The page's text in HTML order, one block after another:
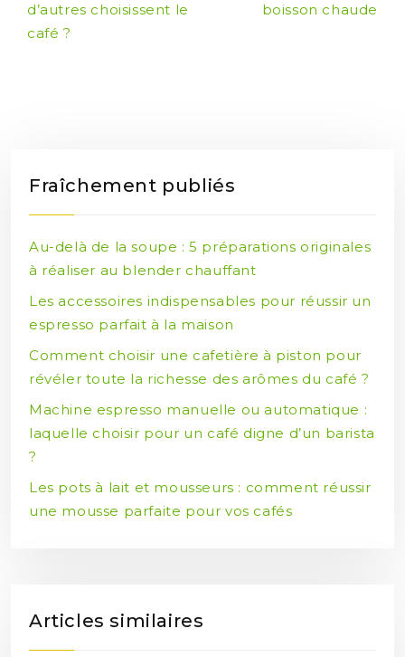
d’autres choisissent le
café ?
boisson chaude
Fraîchement publiés
Au-delà de la soupe : 5 préparations originales
à réaliser au blender chauffant
Les accessoires indispensables pour réussir un
espresso parfait à la maison
Comment choisir une cafetière à piston pour
révéler toute la richesse des arômes du café ?
Machine espresso manuelle ou automatique :
laquelle choisir pour un café digne d’un barista
?
Les pots à lait et mousseurs : comment réussir
une mousse parfaite pour vos cafés
Articles similaires